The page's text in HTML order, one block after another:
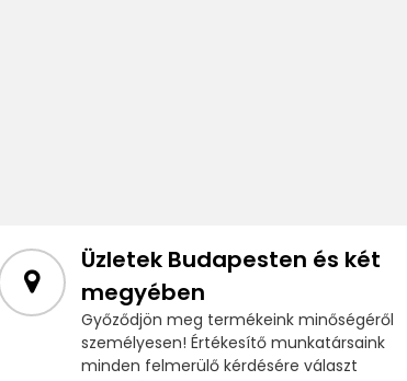
Üzletek Budapesten és két
megyében
Győződjön meg termékeink minőségéről
személyesen! Értékesítő munkatársaink
minden felmerülő kérdésére választ